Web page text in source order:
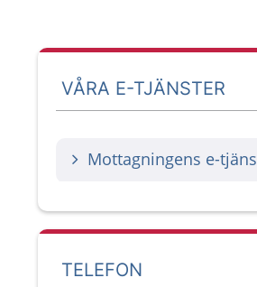
VÅRA E-TJÄNSTER
Mottagningens e-
TELEFON